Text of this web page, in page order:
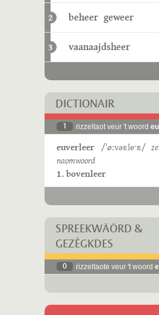
2 beheer geweer
3 vaanaajdsheer
DICTIONAIR
1 rizzeltaot veur 't woord
euverleer /ˈøːvəʀleˑʀ/
naomwoord
1. bovenleer
SPREEKWÄÖRD &
GEZÈGKDES
0 rizzeltaote veur 't woord